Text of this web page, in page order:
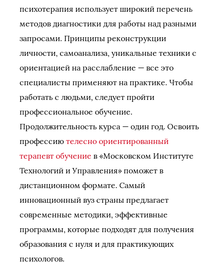
психотерапия использует широкий перечень
методов диагностики для работы над разными
запросами. Принципы реконструкции
личности, самоанализа, уникальные техники с
ориентацией на расслабление — все это
специалисты применяют на практике. Чтобы
работать с людьми, следует пройти
профессиональное обучение.
Продолжительность курса — один год. Освоить
профессию телесно ориентированный
терапевт обучение в «Московском Институте
Технологий и Управления» поможет в
дистанционном формате. Самый
инновационный вуз страны предлагает
современные методики, эффективные
программы, которые подходят для получения
образования с нуля и для практикующих
психологов.